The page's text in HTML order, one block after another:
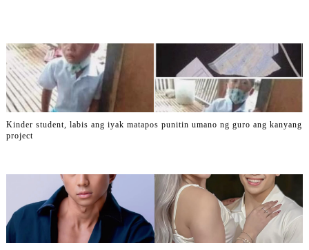
Kinder student, labis ang iyak matapos punitin umano ng guro ang kanyang
project